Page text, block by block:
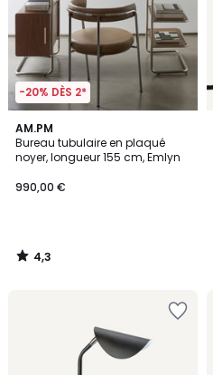
-20% DÈS 2*
AM.PM
Bureau tubulaire en plaqué
noyer, longueur 155 cm, Emlyn
990,00 €
4,3
/ 5
4,3
/